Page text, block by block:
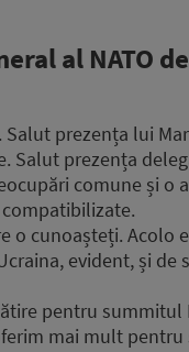
al NATO
prezența lui
Salut prezența
comune și o
compatibilizate.
o cunoașteți. Acolo
evident, și de
pentru summitul
mai mult pentru